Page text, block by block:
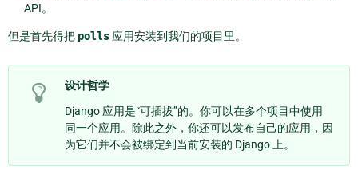
API。
但是首先得把 polls 应用安装到我们的项目里。
设计哲学
Django 应用是“可插拔”的。你可以在多个项目中使用
同一个应用。除此之外，你还可以发布自己的应用，因
为它们并不会被绑定到当前安装的 Django 上。